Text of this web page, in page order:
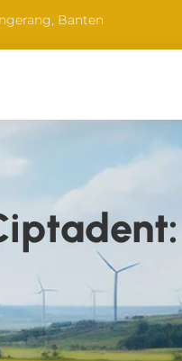
Banten